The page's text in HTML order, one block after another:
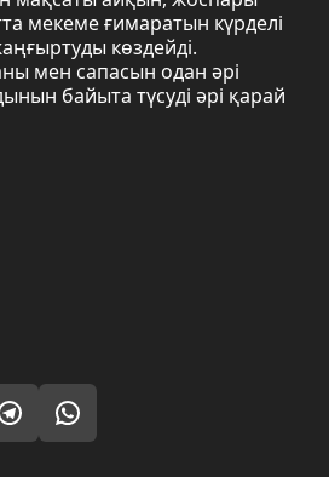
мекеме ғимаратын күрделі
көздейді.
мен сапасын одан әрі
байыта түсуді әрі қарай